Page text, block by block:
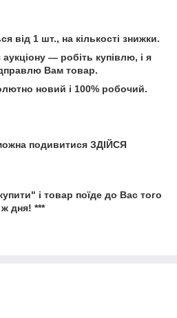
від 1 шт., на кількості знижки.
аукціону — робіть купівлю, і я
Вам товар.
новий і 100% робочий.
подивитися ЗДІЙСЯ
і товар поїде до Вас того
ж дня! ***